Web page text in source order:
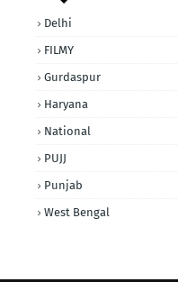
Delhi
FILMY
Gurdaspur
Haryana
National
PUJJ
Punjab
West Bengal